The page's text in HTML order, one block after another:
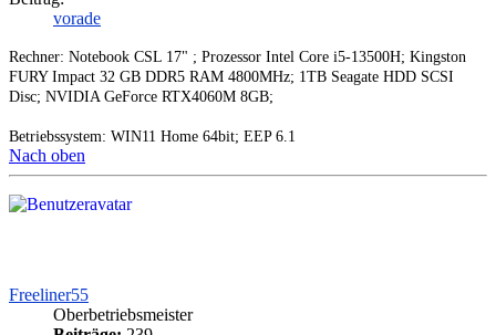
vorade
Rechner: Notebook CSL 17" ; Prozessor Intel Core i5-13500H; Kingston
FURY Impact 32 GB DDR5 RAM 4800MHz; 1TB Seagate HDD SCSI
Disc; NVIDIA GeForce RTX4060M 8GB;
Betriebssystem: WIN11 Home 64bit; EEP 6.1
Nach oben
Freeliner55
Oberbetriebsmeister